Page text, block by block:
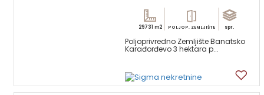
29731 m2 POLJOP. ZEMLJIŠTE spr.
Poljoprivredno Zemljište Banatsko
Karađorđevo 3 hektara p...